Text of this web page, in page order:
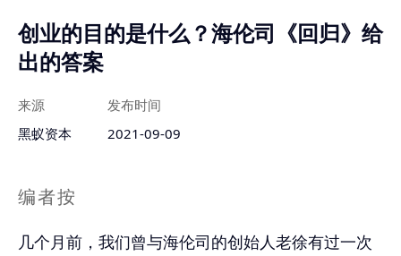
创业的目的是什么？海伦司《回归》给
出的答案
来源
黑蚁资本
发布时间
2021-09-09
编者按
几个月前，我们曾与海伦司的创始人老徐有过一次